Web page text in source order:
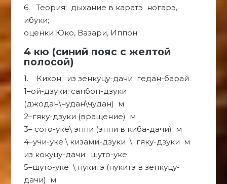
6. Теория: дыхание в каратэ ногарэ,
ибуки;
оценки Юко, Вазари, Иппон
4 кю (синий пояс с желтой
полосой)
1. Кихон: из зенкуцу-дачи гедан-барай
1–ой-дзуки: санбон-дзуки
(джодан\чудан\чудан) м
2–гяку-дзуки (вращение) м
3– сото-уке\ энпи (энпи в киба-дачи) м
4–учи-уке \ кизами-дзуки \ гяку-дзуки м
из кокуцу-дачи: шуто-уке
5–шуто-уке \ нукитэ (нукитэ в зенкуцу-
дачи) м